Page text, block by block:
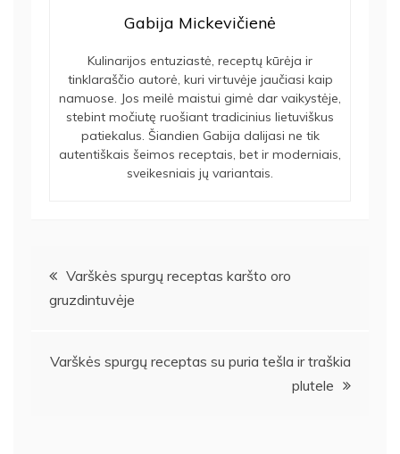
Gabija Mickevičienė
Kulinarijos entuziastė, receptų kūrėja ir
tinklaraščio autorė, kuri virtuvėje jaučiasi kaip
namuose. Jos meilė maistui gimė dar vaikystėje,
stebint močiutę ruošiant tradicinius lietuviškus
patiekalus. Šiandien Gabija dalijasi ne tik
autentiškais šeimos receptais, bet ir moderniais,
sveikesniais jų variantais.
Navigacija
tarp
įrašų
Varškės spurgų receptas karšto oro
gruzdintuvėje
Varškės spurgų receptas su puria tešla ir traškia
plutele